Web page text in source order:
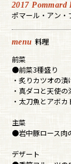
2017
ポマール・アン・
menu 料理
前菜
●前菜3種盛り
・炙りカツオの
・真ダコと天使
・太刀魚とアボ
主菜
●岩中豚ロース肉
デザート